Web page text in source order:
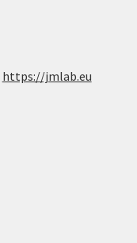
https://jmlab.eu